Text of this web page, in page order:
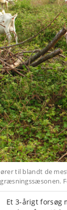
til blandt de
Et 3-årigt forsøg